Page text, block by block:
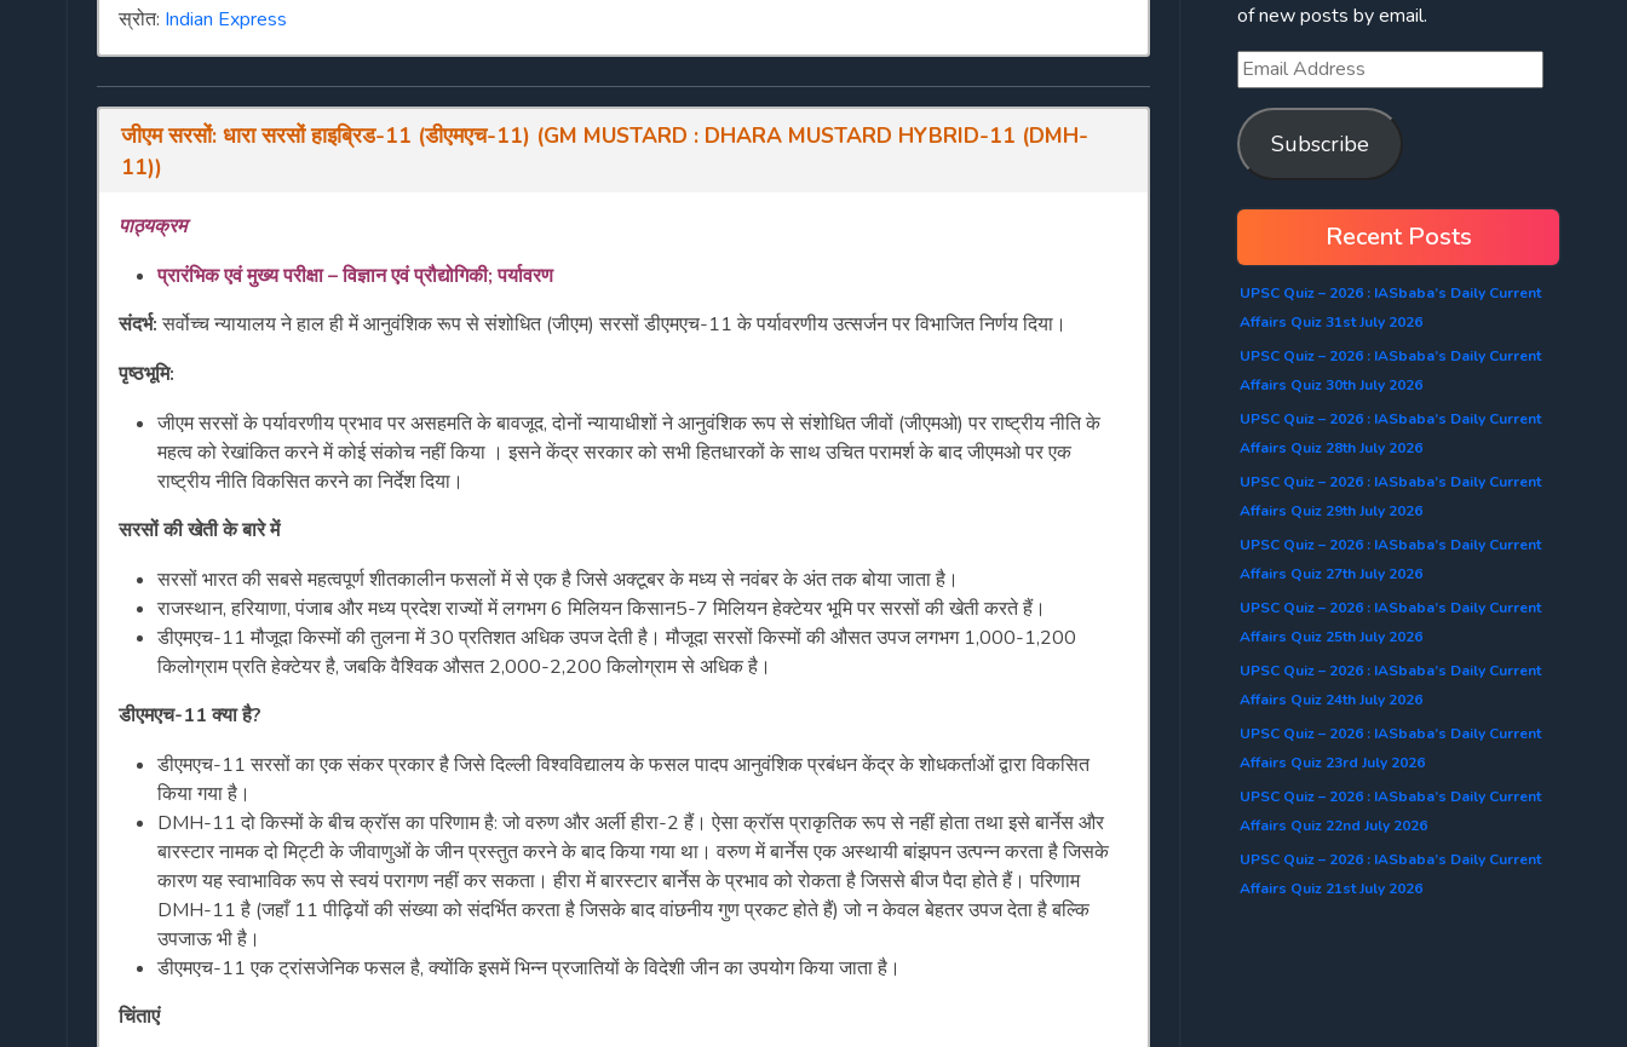
स्रोत: Indian Express
जीएम सरसों: धारा सरसों हाइब्रिड-11 (डीएमएच-11) (GM MUSTARD : DHARA MUSTARD HYBRID-11 (DMH-
11))
पाठ्यक्रम
प्रारंभिकएवंमुख्यपरीक्षा–विज्ञानएवंप्रौद्योगिकी;पर्यावरण
संदर्भ:सर्वोच्च न्यायालय ने हाल ही में आनुवंशिक रूप से संशोधित (जीएम) सरसों डीएमएच-11 के पर्यावरणीय उत्सर्जन पर विभाजित निर्णय दिया।
पृष्ठभूमि:
जीएम सरसों के पर्यावरणीय प्रभाव पर असहमति के बावजूद, दोनों न्यायाधीशों ने आनुवंशिक रूप से संशोधित जीवों (जीएमओ) पर राष्ट्रीय नीति के
महत्व को रेखांकित करने में कोई संकोच नहीं किया । इसने केंद्र सरकार को सभी हितधारकों के साथ उचित परामर्श के बाद जीएमओ पर एक
राष्ट्रीय नीति विकसित करने का निर्देश दिया।
सरसोंकीखेतीकेबारेमें
सरसों भारत की सबसे महत्वपूर्ण शीतकालीन फसलों में से एक है जिसे अक्टूबर के मध्य से नवंबर के अंत तक बोया जाता है।
राजस्थान, हरियाणा, पंजाब और मध्य प्रदेश राज्यों में लगभग 6 मिलियन किसान5-7 मिलियन हेक्टेयर भूमि पर सरसों की खेती करते हैं।
डीएमएच-11 मौजूदा किस्मों की तुलना में 30 प्रतिशत अधिक उपज देती है। मौजूदा सरसों किस्मों की औसत उपज लगभग 1,000-1,200
किलोग्राम प्रति हेक्टेयर है, जबकि वैश्विक औसत 2,000-2,200 किलोग्राम से अधिक है।
डीएमएच-11क्याहै?
डीएमएच-11 सरसों का एक संकर प्रकार है जिसे दिल्ली विश्वविद्यालय के फसल पादप आनुवंशिक प्रबंधन केंद्र के शोधकर्ताओं द्वारा विकसित
किया गया है।
DMH-11 दो किस्मों के बीच क्रॉस का परिणाम है: जो वरुण और अर्ली हीरा-2 हैं। ऐसा क्रॉस प्राकृतिक रूप से नहीं होता तथा इसे बार्नेस और
बारस्टार नामक दो मिट्टी के जीवाणुओं के जीन प्रस्तुत करने के बाद किया गया था। वरुण में बार्नेस एक अस्थायी बांझपन उत्पन्न करता है जिसके
कारण यह स्वाभाविक रूप से स्वयं परागण नहीं कर सकता। हीरा में बारस्टार बार्नेस के प्रभाव को रोकता है जिससे बीज पैदा होते हैं। परिणाम
DMH-11 है (जहाँ 11 पीढ़ियों की संख्या को संदर्भित करता है जिसके बाद वांछनीय गुण प्रकट होते हैं) जो न केवल बेहतर उपज देता है बल्कि
उपजाऊ भी है।
डीएमएच-11 एक ट्रांसजेनिक फसल है, क्योंकि इसमें भिन्न प्रजातियों के विदेशी जीन का उपयोग किया जाता है।
चिंताएं
of new posts by email.
Subscribe
Recent Posts
UPSC Quiz – 2026 : IASbaba’s Daily Current
Affairs Quiz 31st July 2026
UPSC Quiz – 2026 : IASbaba’s Daily Current
Affairs Quiz 30th July 2026
UPSC Quiz – 2026 : IASbaba’s Daily Current
Affairs Quiz 28th July 2026
UPSC Quiz – 2026 : IASbaba’s Daily Current
Affairs Quiz 29th July 2026
UPSC Quiz – 2026 : IASbaba’s Daily Current
Affairs Quiz 27th July 2026
UPSC Quiz – 2026 : IASbaba’s Daily Current
Affairs Quiz 25th July 2026
UPSC Quiz – 2026 : IASbaba’s Daily Current
Affairs Quiz 24th July 2026
UPSC Quiz – 2026 : IASbaba’s Daily Current
Affairs Quiz 23rd July 2026
UPSC Quiz – 2026 : IASbaba’s Daily Current
Affairs Quiz 22nd July 2026
UPSC Quiz – 2026 : IASbaba’s Daily Current
Affairs Quiz 21st July 2026